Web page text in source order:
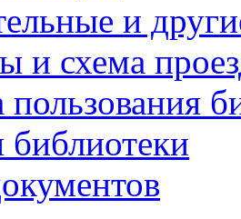
и
и схема
библиотеки